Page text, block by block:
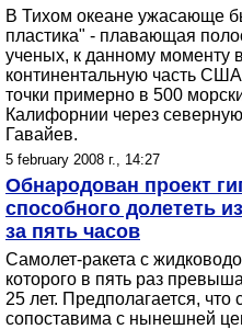
В Тихом океане ужасающе
пластика" - плавающая
ученых, к данному
континентальную часть
точки примерно в 500
Калифорнии через
Гавайев.
5 february 2008 г., 14:27
Обнародован проект
способного долететь
за пять часов
Самолет-ракета с
которого в пять раз
25 лет. Предполагается, что
сопоставима с нынешней